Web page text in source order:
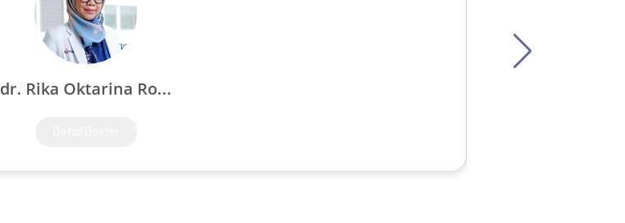
dr. Rika Oktarina Ro...